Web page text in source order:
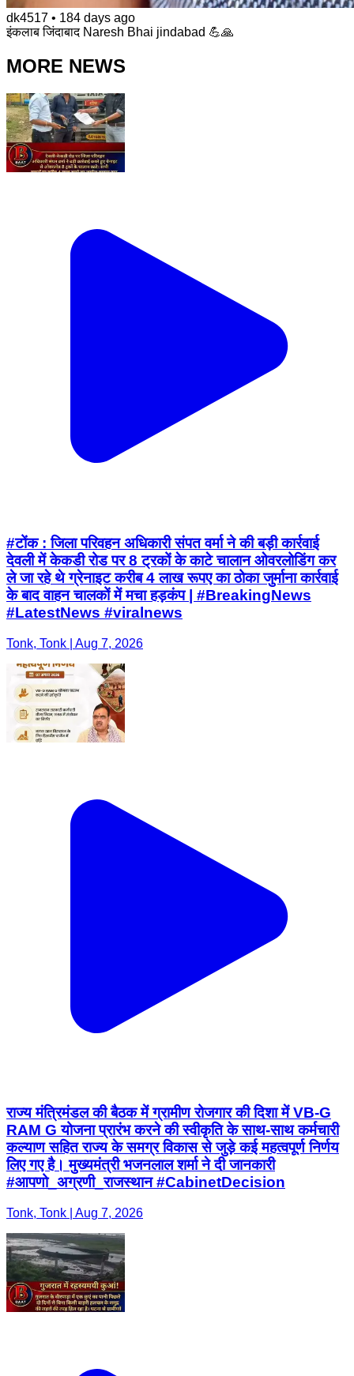
dk4517 • 184 days ago
इंकलाब जिंदाबाद Naresh Bhai jindabad 💪🙏
MORE NEWS
#टोंक : जिला परिवहन अधिकारी संपत वर्मा ने की बड़ी कार्रवाई
देवली में केकडी रोड पर 8 ट्रकों के काटे चालान ओवरलोडिंग कर
ले जा रहे थे ग्रेनाइट करीब 4 लाख रूपए का ठोका जुर्माना कार्रवाई
के बाद वाहन चालकों में मचा हड़कंप | #BreakingNews
#LatestNews #viralnews
Tonk, Tonk | Aug 7, 2026
राज्य मंत्रिमंडल की बैठक में ग्रामीण रोजगार की दिशा में VB-G
RAM G योजना प्रारंभ करने की स्वीकृति के साथ-साथ कर्मचारी
कल्याण सहित राज्य के समग्र विकास से जुड़े कई महत्वपूर्ण निर्णय
लिए गए है। मुख्यमंत्री भजनलाल शर्मा ने दी जानकारी
#आपणो_अग्रणी_राजस्थान #CabinetDecision
Tonk, Tonk | Aug 7, 2026